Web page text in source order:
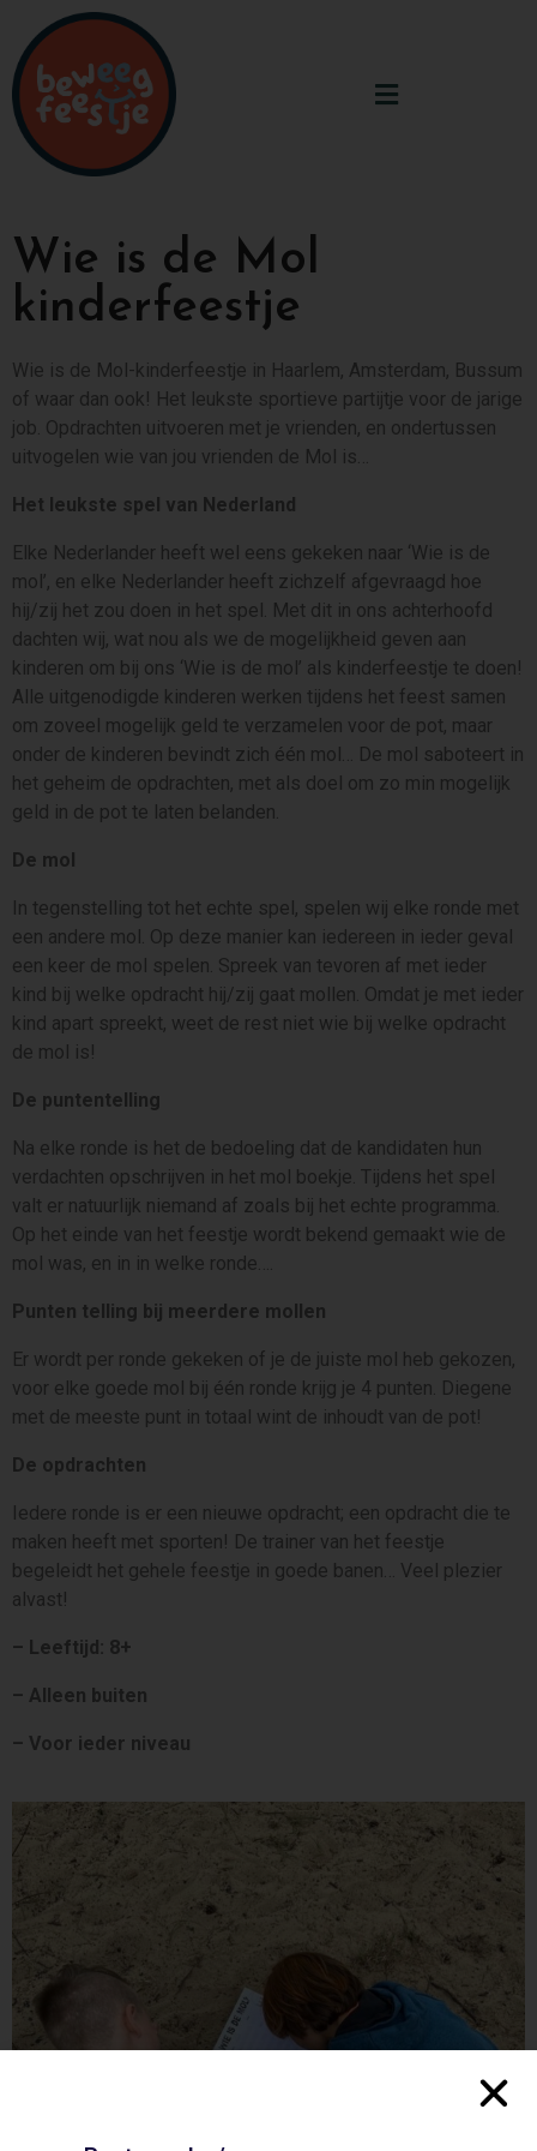
Wie is de Mol
kinderfeestje
Wie is de Mol-kinderfeestje in Haarlem, Amsterdam, Bussum
of waar dan ook! Het leukste sportieve partijtje voor de jarige
job. Opdrachten uitvoeren met je vrienden, en ondertussen
uitvogelen wie van jou vrienden de Mol is…
Het leukste spel van Nederland
Elke Nederlander heeft wel eens gekeken naar ‘Wie is de
mol’, en elke Nederlander heeft zichzelf afgevraagd hoe
hij/zij het zou doen in het spel. Met dit in ons achterhoofd
dachten wij, wat nou als we de mogelijkheid geven aan
kinderen om bij ons ‘Wie is de mol’ als kinderfeestje te doen!
Alle uitgenodigde kinderen werken tijdens het feest samen
om zoveel mogelijk geld te verzamelen voor de pot, maar
onder de kinderen bevindt zich één mol… De mol saboteert in
het geheim de opdrachten, met als doel om zo min mogelijk
geld in de pot te laten belanden.
De mol
In tegenstelling tot het echte spel, spelen wij elke ronde met
een andere mol. Op deze manier kan iedereen in ieder geval
een keer de mol spelen. Spreek van tevoren af met ieder
kind bij welke opdracht hij/zij gaat mollen. Omdat je met ieder
kind apart spreekt, weet de rest niet wie bij welke opdracht
de mol is!
De puntentelling
Na elke ronde is het de bedoeling dat de kandidaten hun
verdachten opschrijven in het mol boekje. Tijdens het spel
valt er natuurlijk niemand af zoals bij het echte programma.
Op het einde van het feestje wordt bekend gemaakt wie de
mol was, en in in welke ronde….
Punten telling bij meerdere mollen
Er wordt per ronde gekeken of je de juiste mol heb gekozen,
voor elke goede mol bij één ronde krijg je 4 punten. Diegene
met de meeste punt in totaal wint de inhoudt van de pot!
De opdrachten
Iedere ronde is er een nieuwe opdracht; een opdracht die te
maken heeft met sporten! De trainer van het feestje
begeleidt het gehele feestje in goede banen… Veel plezier
alvast!
– Leeftijd: 8+
– Alleen buiten
– Voor ieder niveau